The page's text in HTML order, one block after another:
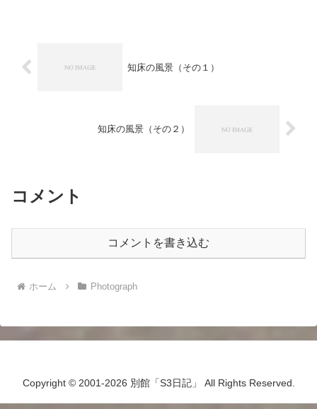
知床の風景（その１）
知床の風景（その２）
コメント
コメントを書き込む
ホーム Photograph
Copyright © 2001-2026 別館「S3日記」 All Rights Reserved.